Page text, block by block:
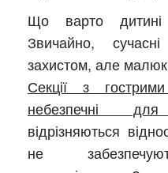
Що варто дитині
Звичайно, сучасні
захистом, але
Секції з
небезпечні
відрізняються
не